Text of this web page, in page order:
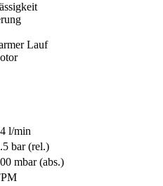
Lauf
l/min
bar (rel.)
mbar (abs.)